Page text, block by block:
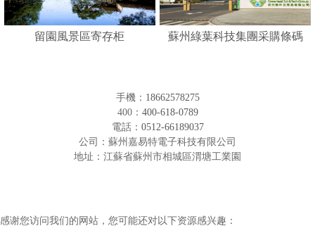
留園風景區寄存柜
蘇州綠葉科技集團采購條碼
手機： 18662578275
400： 400-618-0789
電話： 0512-66189037
公司：蘇州嘉易特電子科技有限公司
地址：江蘇省蘇州市相城區渭塘工業園
感谢您访问我们的网站，您可能还对以下资源感兴趣：